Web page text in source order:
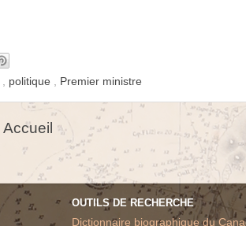
, politique , Premier ministre
Accueil
OUTILS DE RECHERCHE
Dictionnaire biographique du